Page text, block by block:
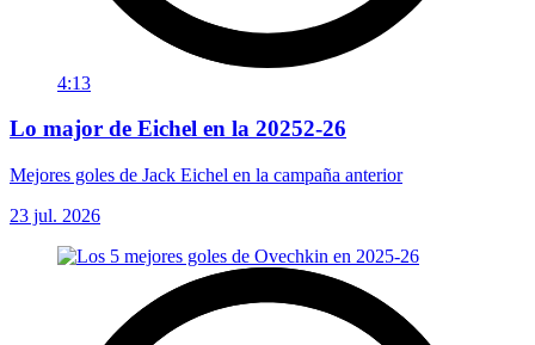
4:13
Lo major de Eichel en la 20252-26
Mejores goles de Jack Eichel en la campaña anterior
23 jul. 2026